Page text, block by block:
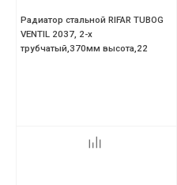
Радиатор стальной RIFAR TUBOG
VENTIL 2037, 2-х
трубчатый,370мм высота,22